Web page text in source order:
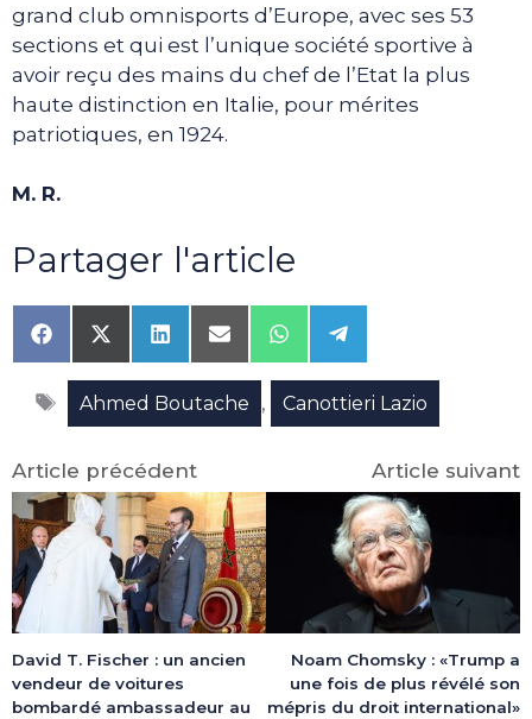
grand club omnisports d’Europe, avec ses 53
sections et qui est l’unique société sportive à
avoir reçu des mains du chef de l’Etat la plus
haute distinction en Italie, pour mérites
patriotiques, en 1924.
M. R.
Partager l'article
Share
on
Facebook
Share
on
X
(Twitter)
Share
on
LinkedIn
Share
on
Email
Share
on
WhatsApp
Share
on
Telegram
Étiquettes
Ahmed Boutache , Canottieri Lazio
Article précédent
David T. Fischer : un ancien
vendeur de voitures
bombardé ambassadeur au
Article suivant
Noam Chomsky : «Trump a
une fois de plus révélé son
mépris du droit international»